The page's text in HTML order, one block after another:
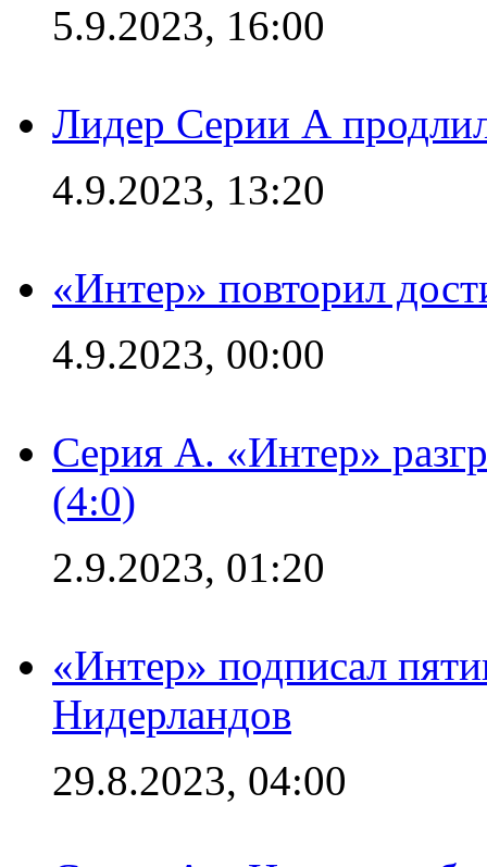
5.9.2023, 16:00
Лидер Серии А
4.9.2023, 13:20
«Интер» повторил
4.9.2023, 00:00
Серия А. «Интер»
(4:0)
2.9.2023, 01:20
«Интер» подписал
Нидерландов
29.8.2023, 04:00